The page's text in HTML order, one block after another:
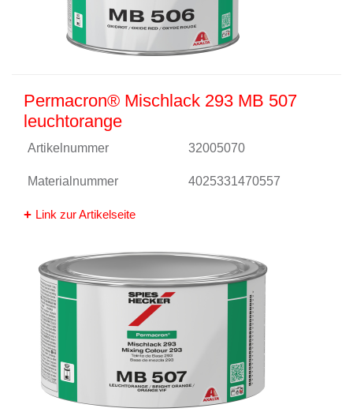
Permacron® Mischlack 293 MB 507
leuchtorange
Artikelnummer 32005070
Materialnummer 4025331470557
Link zur Artikelseite